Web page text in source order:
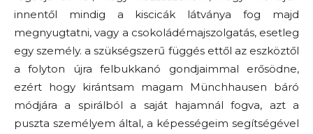
innentől mindig a kiscicák látványa fog majd
megnyugtatni, vagy a csokoládémajszolgatás, esetleg
egy személy. a szükségszerű függés ettől az eszköztől
a folyton újra felbukkanó gondjaimmal erősödne,
ezért hogy kirántsam magam Münchhausen báró
módjára a spirálból a saját hajamnál fogva, azt a
puszta személyem által, a képességeim segítségével